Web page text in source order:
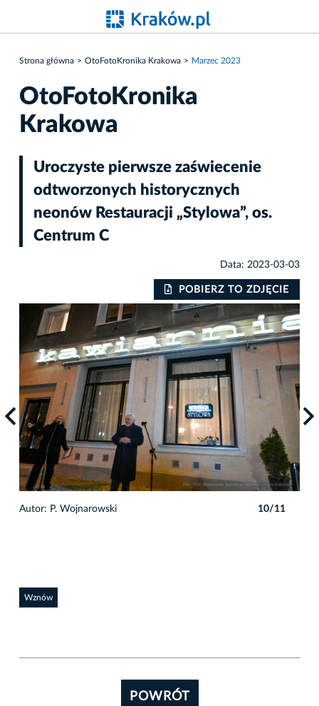
Strona główna OtoFotoKronika Krakowa Marzec 2023
OtoFotoKronika
Krakowa
Uroczyste pierwsze zaświecenie
odtworzonych historycznych
neonów Restauracji „Stylowa”, os.
Centrum C
Data: 2023-03-03
POBIERZ TO ZDJĘCIE
Autor: P. Wojnarowski 10/11
Wznów
POWRÓT